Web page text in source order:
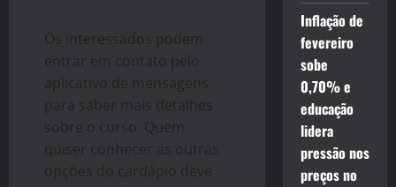
Os interessados podem
entrar em contato pelo
aplicativo de mensagens
para saber mais detalhes
sobre o curso. Quem
quiser conhecer as outras
opções do cardápio deve
Inflação de
fevereiro
sobe
0,70% e
educação
lidera
pressão nos
preços no